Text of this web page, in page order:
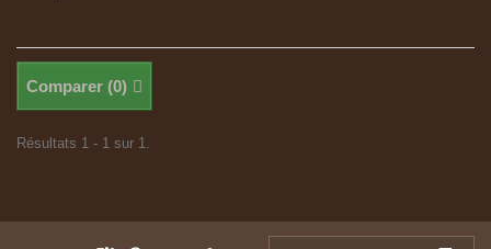
Comparer (0)
Résultats 1 - 1 sur 1.